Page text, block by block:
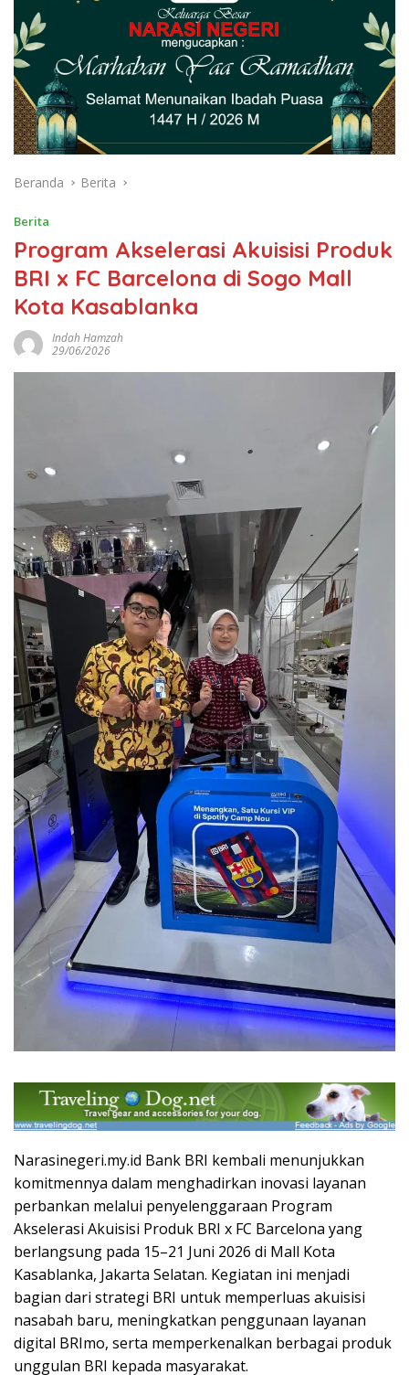
Beranda Berita
Berita
Program Akselerasi Akuisisi Produk
BRI x FC Barcelona di Sogo Mall
Kota Kasablanka
Indah Hamzah
29/06/2026
Narasinegeri.my.id Bank BRI kembali menunjukkan
komitmennya dalam menghadirkan inovasi layanan
perbankan melalui penyelenggaraan Program
Akselerasi Akuisisi Produk BRI x FC Barcelona yang
berlangsung pada 15–21 Juni 2026 di Mall Kota
Kasablanka, Jakarta Selatan. Kegiatan ini menjadi
bagian dari strategi BRI untuk memperluas akuisisi
nasabah baru, meningkatkan penggunaan layanan
digital BRImo, serta memperkenalkan berbagai produk
unggulan BRI kepada masyarakat.